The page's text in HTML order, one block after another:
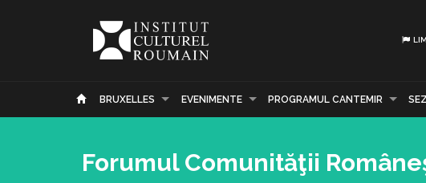
BRUXELLES EVENIMENTE PROGRAMUL CANTEMIR
Forumul Comunităţii